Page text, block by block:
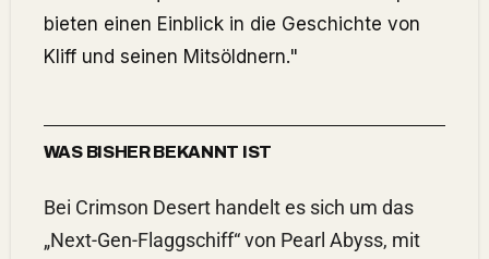
bieten einen Einblick in die Geschichte von
Kliff und seinen Mitsöldnern."
WAS BISHER BEKANNT IST
Bei Crimson Desert handelt es sich um das
„Next-Gen-Flaggschiff“ von Pearl Abyss, mit